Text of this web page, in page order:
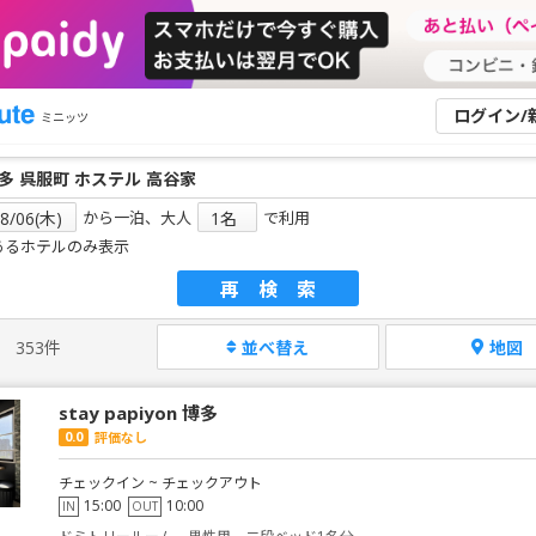
ミニッツ ログイン/
から一泊、大人
で利用
るホテルのみ表示
再検索
353件 並べ替え 地図
stay papiyon 博多
0.0 評価なし
チェックイン ~ チェックアウト
IN 15:00 OUT 10:00